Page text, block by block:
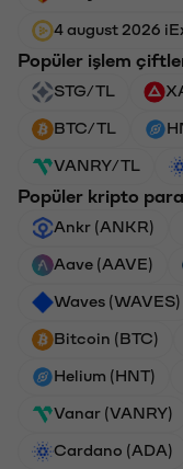
4 august 2026
Popüler işlem
STG/TL
BTC/TL
VANRY/TL
Popüler kripto
Ankr (ANKR)
Aave (AAVE)
Waves (WAVES)
Bitcoin (BTC)
Helium (HNT)
Vanar (VANRY)
Cardano (ADA)